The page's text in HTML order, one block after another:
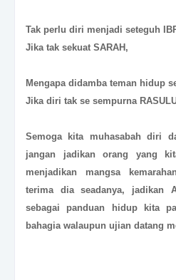
Tak perlu diri menjadi seteguh
Jika tak sekuat SARAH,
Mengapa didamba teman hidup
Jika diri tak se sempurna
Semoga kita muhasabah diri
jangan jadikan orang yang
menjadikan mangsa
terima dia seadanya, jadikan
sebagai panduan hidup kita
bahagia walaupun ujian datang